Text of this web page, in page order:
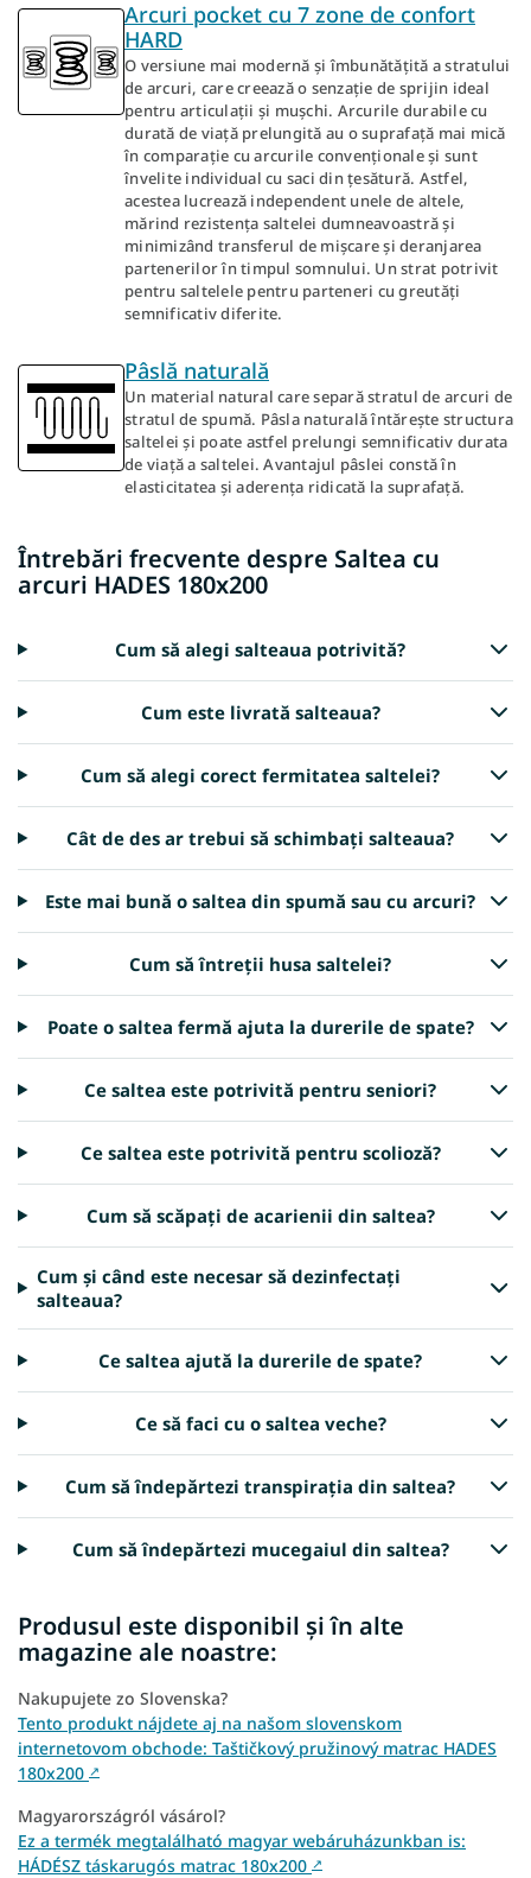
Arcuri pocket cu 7 zone de confort
HARD
O versiune mai modernă și îmbunătățită a stratului
de arcuri, care creează o senzație de sprijin ideal
pentru articulații și mușchi. Arcurile durabile cu
durată de viață prelungită au o suprafață mai mică
în comparație cu arcurile convenționale și sunt
învelite individual cu saci din țesătură. Astfel,
acestea lucrează independent unele de altele,
mărind rezistența saltelei dumneavoastră și
minimizând transferul de mișcare și deranjarea
partenerilor în timpul somnului. Un strat potrivit
pentru saltelele pentru parteneri cu greutăți
semnificativ diferite.
Pâslă naturală
Un material natural care separă stratul de arcuri de
stratul de spumă. Pâsla naturală întărește structura
saltelei și poate astfel prelungi semnificativ durata
de viață a saltelei. Avantajul pâslei constă în
elasticitatea și aderența ridicată la suprafață.
Întrebări frecvente despre Saltea cu
arcuri HADES 180x200
Cum să alegi salteaua potrivită?
Cum este livrată salteaua?
Cum să alegi corect fermitatea saltelei?
Cât de des ar trebui să schimbați salteaua?
Este mai bună o saltea din spumă sau cu arcuri?
Cum să întreții husa saltelei?
Poate o saltea fermă ajuta la durerile de spate?
Ce saltea este potrivită pentru seniori?
Ce saltea este potrivită pentru scolioză?
Cum să scăpați de acarienii din saltea?
Cum și când este necesar să dezinfectați
salteaua?
Ce saltea ajută la durerile de spate?
Ce să faci cu o saltea veche?
Cum să îndepărtezi transpirația din saltea?
Cum să îndepărtezi mucegaiul din saltea?
Produsul este disponibil și în alte
magazine ale noastre:
Nakupujete zo Slovenska?
Tento produkt nájdete aj na našom slovenskom
internetovom obchode: Taštičkový pružinový matrac HADES
180x200 ↗
Magyarországról vásárol?
Ez a termék megtalálható magyar webáruházunkban is:
HÁDÉSZ táskarugós matrac 180x200 ↗